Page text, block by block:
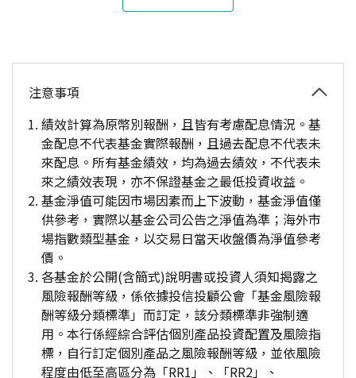
注意事項
績效計算為原幣別報酬，且皆有考慮配息情況。基
金配息不代表基金實際報酬，且過去配息不代表未
來配息。所有基金績效，均為過去績效，不代表未
來之績效表現，亦不保證基金之最低投資收益。
基金淨值可能因市場因素而上下波動，基金淨值僅
供參考，實際以基金公司公告之淨值為準；海外市
場指數類型基金，以交易日當天收盤價為淨值參考
價。
各基金於公開(含簡式)說明書或投資人須知揭露之
風險報酬等級，係依據投信投顧公會「基金風險報
酬等級分類標準」而訂定，該分類標準非強制適
用。本行係經綜合評估個別產品投資配置及風險指
標，自行訂定個別產品之風險報酬等級，並依風險
程度由低至高區分為「RR1」、「RR2」、